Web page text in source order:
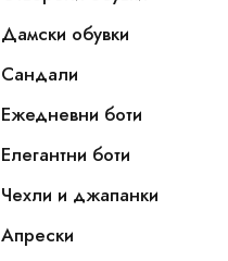
Дамски обувки
Сандали
Ежедневни боти
Елегантни боти
Чехли и джапанки
Апрески